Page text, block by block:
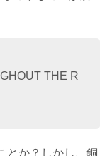
THE R
とか？しかし、銅